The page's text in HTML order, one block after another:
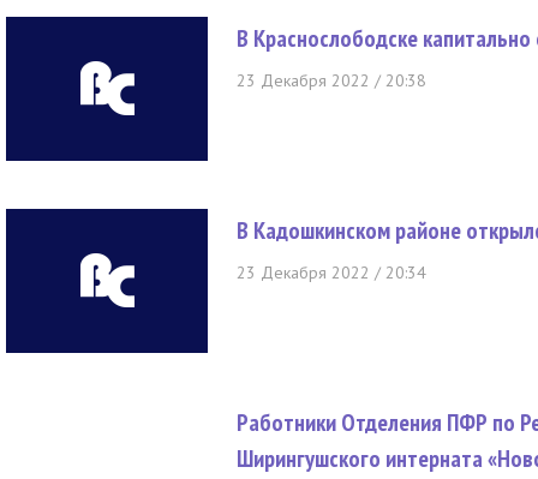
В Краснослободске
23 Декабря 2022 / 20:38
В Кадошкинском районе
23 Декабря 2022 / 20:34
Работники Отделения ПФР по
Ширингушского интерната